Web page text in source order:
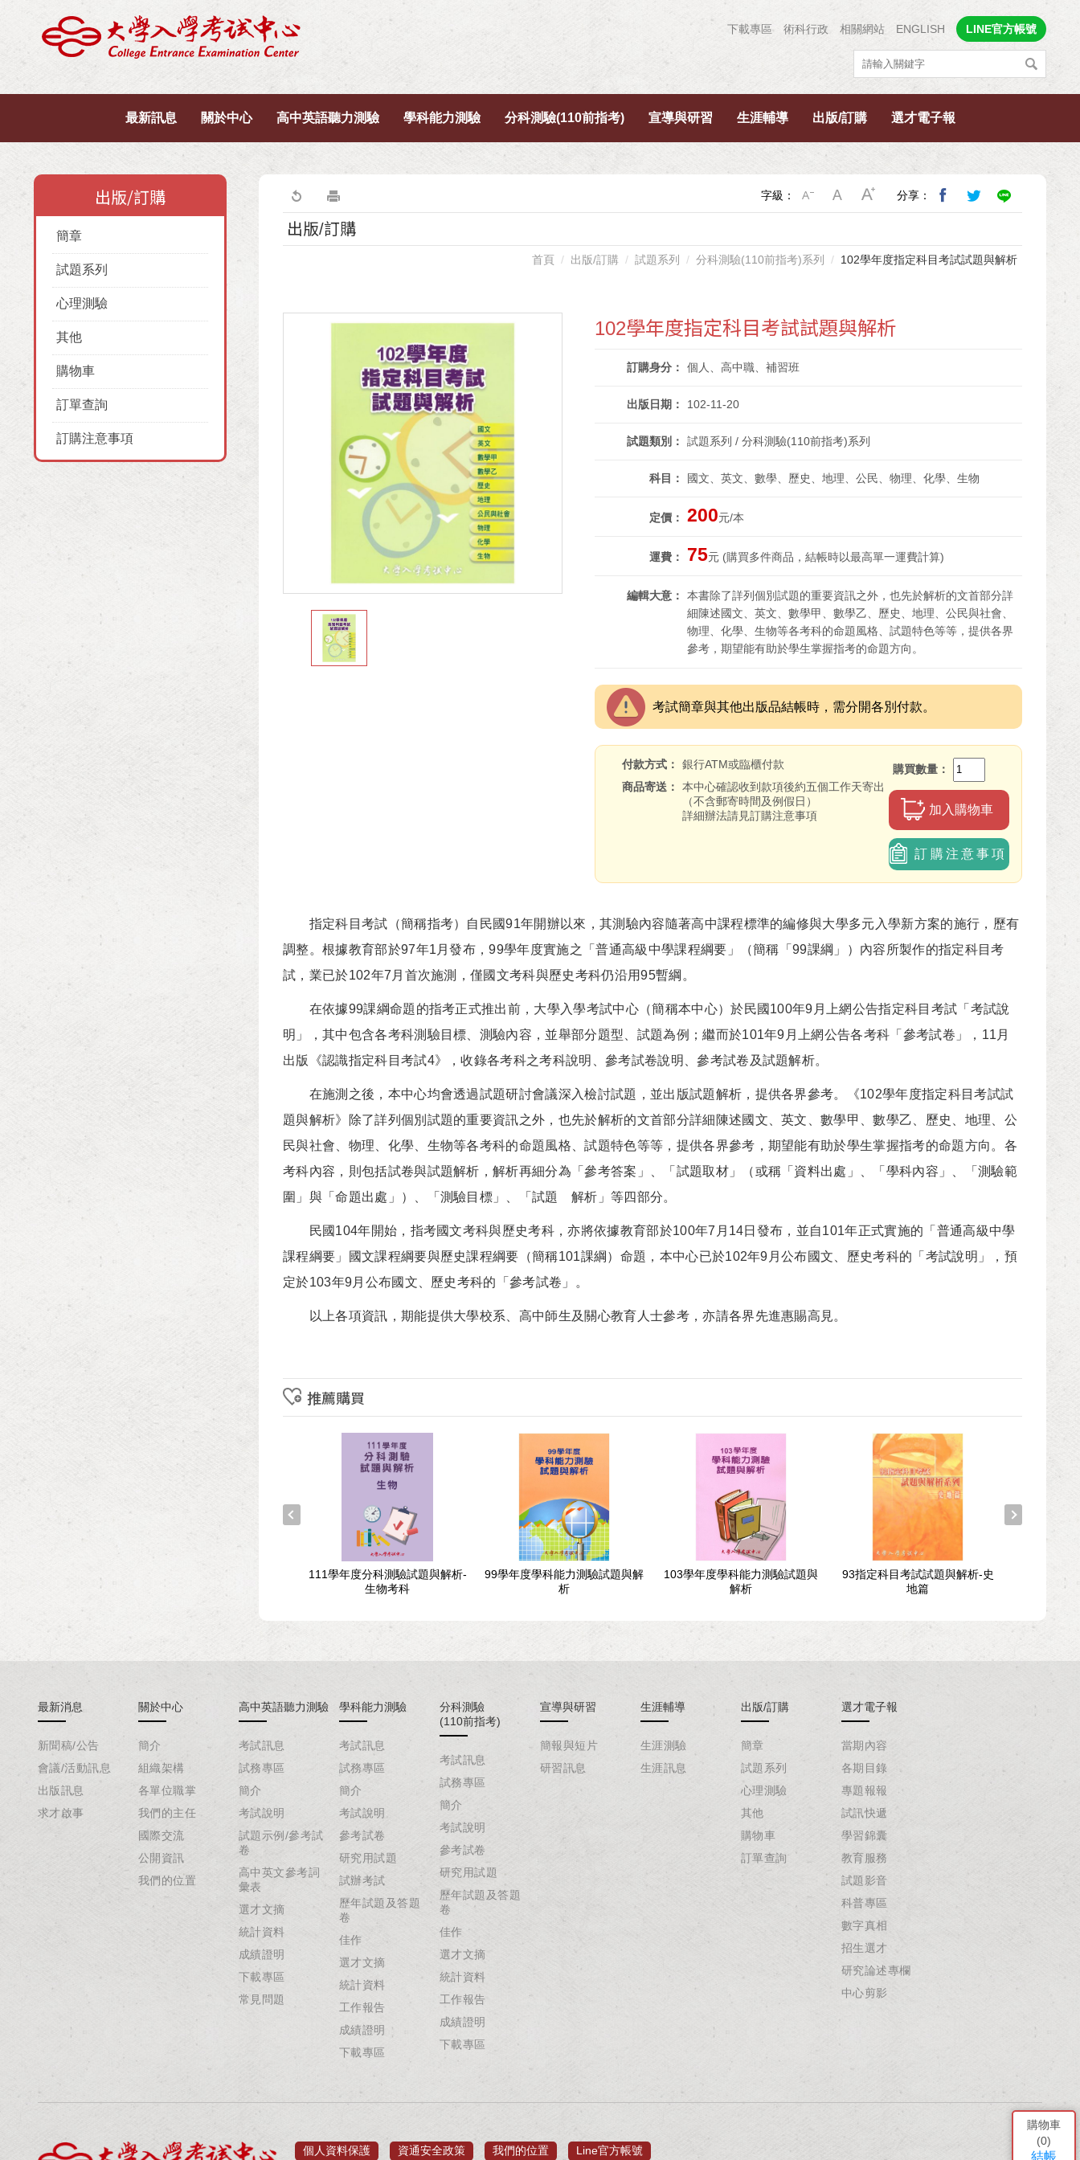
下載專區 術科行政 相關網站 ENGLISH LINE官方帳號
最新訊息 關於中心 高中英語聽力測驗 學科能力測驗 分科測驗(110前指考) 宣導與研習 生涯輔導 出版/訂購 選才電子報
出版/訂購
簡章
試題系列
心理測驗
其他
購物車
訂單查詢
訂購注意事項
字級： 分享：
出版/訂購
首頁 出版/訂購 試題系列 分科測驗(110前指考)系列 102學年度指定科目考試試題與解析
102學年度指定科目考試試題與解析
訂購身分 個人、高中職、補習班
出版日期 102-11-20
試題類別 試題系列 / 分科測驗(110前指考)系列
科目 國文、英文、數學、歷史、地理、公民、物理、化學、生物
定價 200元/本
運費 75元 (購買多件商品，結帳時以最高單一運費計算)
編輯大意
本書除了詳列個別試題的重要資訊之外，也先於解析的文首部分詳
細陳述國文、英文、數學甲、數學乙、歷史、地理、公民與社會、
物理、化學、生物等各考科的命題風格、試題特色等等，提供各界
參考，期望能有助於學生掌握指考的命題方向。
考試簡章與其他出版品結帳時，需分開各別付款。
付款方式
銀行ATM或臨櫃付款
商品寄送
本中心確認收到款項後約五個工作天寄出
（不含郵寄時間及例假日）
詳細辦法請見訂購注意事項
購買數量
加入購物車
訂購注意事項
指定科目考試（簡稱指考）自民國91年開辦以來，其測驗內容隨著高中課程標準的編修與大學多元入學新方案的施行，歷有
調整。根據教育部於97年1月發布，99學年度實施之「普通高級中學課程綱要」（簡稱「99課綱」）內容所製作的指定科目考
試，業已於102年7月首次施測，僅國文考科與歷史考科仍沿用95暫綱。
在依據99課綱命題的指考正式推出前，大學入學考試中心（簡稱本中心）於民國100年9月上網公告指定科目考試「考試說
明」，其中包含各考科測驗目標、測驗內容，並舉部分題型、試題為例；繼而於101年9月上網公告各考科「參考試卷」，11月
出版《認識指定科目考試4》，收錄各考科之考科說明、參考試卷說明、參考試卷及試題解析。
在施測之後，本中心均會透過試題研討會議深入檢討試題，並出版試題解析，提供各界參考。《102學年度指定科目考試試
題與解析》除了詳列個別試題的重要資訊之外，也先於解析的文首部分詳細陳述國文、英文、數學甲、數學乙、歷史、地理、公
民與社會、物理、化學、生物等各考科的命題風格、試題特色等等，提供各界參考，期望能有助於學生掌握指考的命題方向。各
考科內容，則包括試卷與試題解析，解析再細分為「參考答案」、「試題取材」（或稱「資料出處」、「學科內容」、「測驗範
圍」與「命題出處」）、「測驗目標」、「試題 解析」等四部分。
民國104年開始，指考國文考科與歷史考科，亦將依據教育部於100年7月14日發布，並自101年正式實施的「普通高級中學
課程綱要」國文課程綱要與歷史課程綱要（簡稱101課綱）命題，本中心已於102年9月公布國文、歷史考科的「考試說明」，預
定於103年9月公布國文、歷史考科的「參考試卷」。
以上各項資訊，期能提供大學校系、高中師生及關心教育人士參考，亦請各界先進惠賜高見。
推薦購買
111學年度分科測驗試題與解析-
生物考科
99學年度學科能力測驗試題與解
析
103學年度學科能力測驗試題與
解析
93指定科目考試試題與解析-史
地篇
解
購物車
(0)
結帳
最新消息
新聞稿/公告
會議/活動訊息
出版訊息
求才啟事
關於中心
簡介
組織架構
各單位職掌
我們的主任
國際交流
公開資訊
我們的位置
高中英語聽力測驗
考試訊息
試務專區
簡介
考試說明
試題示例/參考試
卷
高中英文參考詞
彙表
選才文摘
統計資料
成績證明
下載專區
常見問題
學科能力測驗
考試訊息
試務專區
簡介
考試說明
參考試卷
研究用試題
試辦考試
歷年試題及答題
卷
佳作
選才文摘
統計資料
工作報告
成績證明
下載專區
分科測驗
(110前指考)
考試訊息
試務專區
簡介
考試說明
參考試卷
研究用試題
歷年試題及答題
卷
佳作
選才文摘
統計資料
工作報告
成績證明
下載專區
宣導與研習
簡報與短片
研習訊息
生涯輔導
生涯測驗
生涯訊息
出版/訂購
簡章
試題系列
心理測驗
其他
購物車
訂單查詢
選才電子報
當期內容
各期目錄
專題報報
試訊快遞
學習錦囊
教育服務
試題影音
科普專區
數字真相
招生選才
研究論述專欄
中心剪影
個人資料保護 資通安全政策 我們的位置 Line官方帳號